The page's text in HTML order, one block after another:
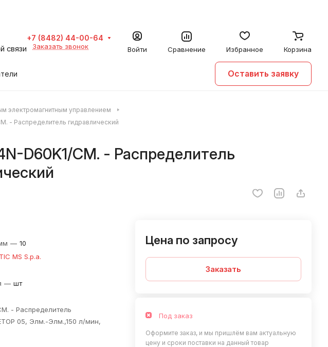
связи
+7 (8482) 44-00-64
Заказать звонок Войти Сравнение Избранное Корзина
Оставить заявку
электромагнитным управлением
- Распределитель гидравлический
D60K1/CM. - Распределитель
— 10
MS S.p.a.
— шт
- Распределитель
05, Элм.-Элм.,150 л/мин,
Цена по запросу
Заказать
Под заказ
Оформите заказ, и мы пришлём вам актуальную
цену и сроки поставки на данный товар